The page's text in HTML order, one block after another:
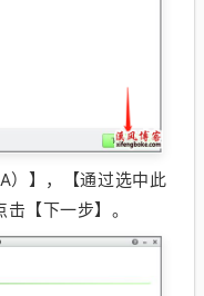
）】，【通过选中此
【下一步】。